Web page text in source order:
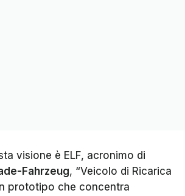
visione è ELF, acronimo di
Fahrzeug, “Veicolo di Ricarica
prototipo che concentra